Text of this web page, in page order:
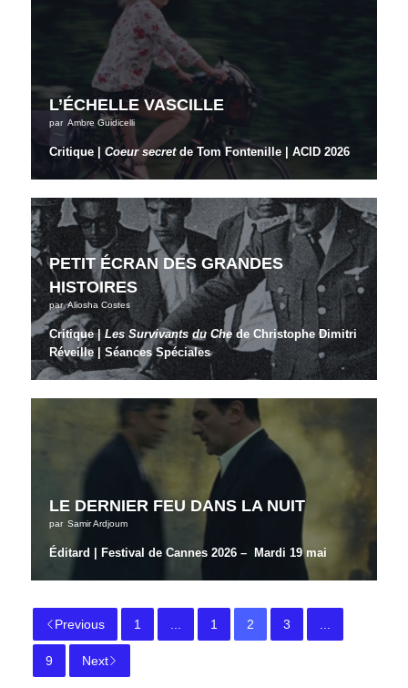
L’ÉCHELLE VASCILLE
par Ambre Guidicelli
Critique |Coeur secretde Tom Fontenille |ACID 2026
PETIT ÉCRAN DES GRANDES
HISTOIRES
par Aliosha Costes
Critique |Les Survivants du Che de Christophe Dimitri
Réveille | Séances Spéciales
LE DERNIER FEU DANS LA NUIT
par Samir Ardjoum
Éditard | Festival de Cannes 2026 – Mardi 19 mai
Previous 1 ... 1 2 3 ...
9 Next